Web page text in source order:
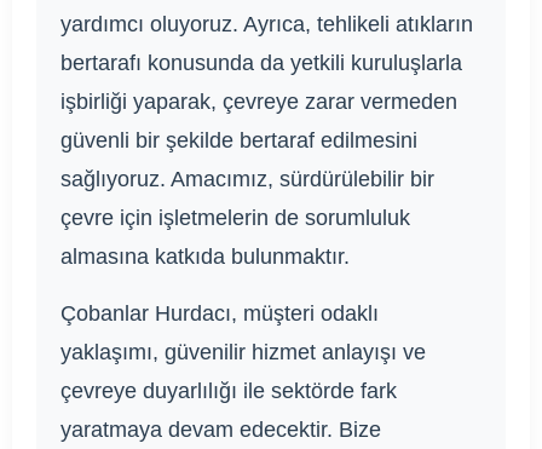
yardımcı oluyoruz. Ayrıca, tehlikeli atıkların
bertarafı konusunda da yetkili kuruluşlarla
işbirliği yaparak, çevreye zarar vermeden
güvenli bir şekilde bertaraf edilmesini
sağlıyoruz. Amacımız, sürdürülebilir bir
çevre için işletmelerin de sorumluluk
almasına katkıda bulunmaktır.
Çobanlar Hurdacı, müşteri odaklı
yaklaşımı, güvenilir hizmet anlayışı ve
çevreye duyarlılığı ile sektörde fark
yaratmaya devam edecektir. Bize